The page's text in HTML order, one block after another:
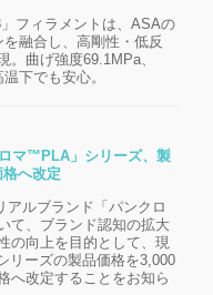
」フィラメントは、ASAの
融合し、高剛性・低反
。曲げ強度69.1MPa、
下でも安心。
マ™PLA」シリーズ、製
へ改定
アルブランド「パンクロ
て、ブランド認知の拡大
の向上を目的として、現
リーズの製品価格を3,000
へ改定することをお知ら